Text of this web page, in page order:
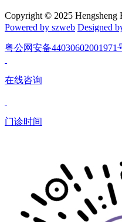
Copyright © 2025
Powered by szweb Designed
粤公网安备44030602001971
在线咨询
门诊时间